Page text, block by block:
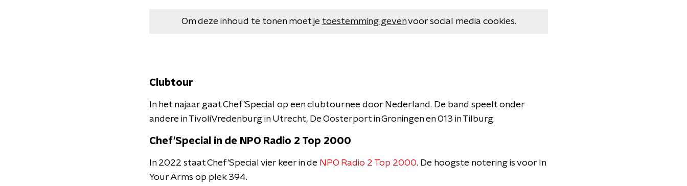
Om deze inhoud te tonen moet je toestemming gevenvoor social media cookies.
Clubtour
In het najaar gaat Chef'Special op een clubtournee door Nederland. De band speelt onder
andere in TivoliVredenburg in Utrecht, De Oosterport in Groningen en 013 in Tilburg.
Chef'Special in de NPO Radio 2 Top 2000
In 2022 staat Chef'Special vier keer in de NPO Radio 2 Top 2000. De hoogste notering is voor In
Your Arms op plek 394.